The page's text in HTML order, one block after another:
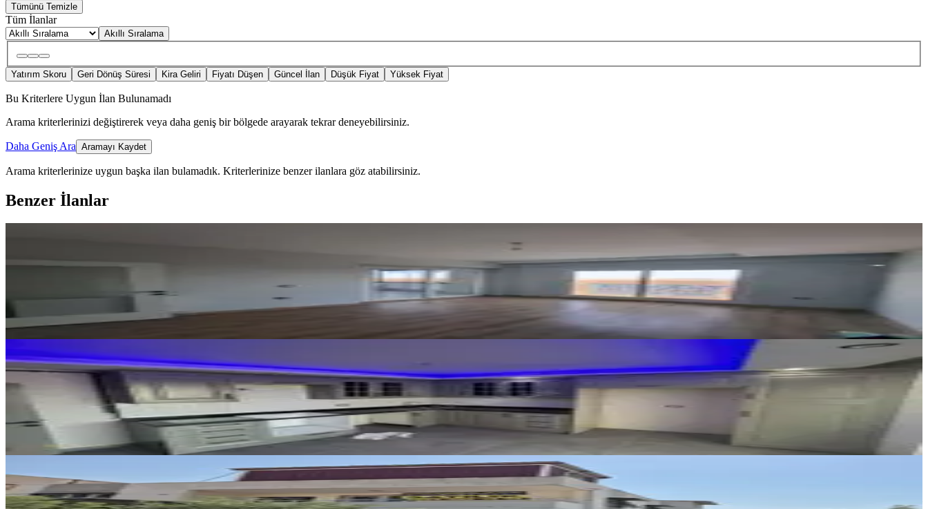
Tümünü Temizle
Tüm İlanlar
Akıllı Sıralama
Yatırım Skoru Geri Dönüş Süresi Kira Geliri Fiyatı Düşen Güncel İlan Düşük Fiyat Yüksek Fiyat
Bu Kriterlere Uygun İlan Bulunamadı
Arama kriterlerinizi değiştirerek veya daha geniş bir bölgede arayarak tekrar deneyebilirsiniz.
Daha Geniş Ara Aramayı Kaydet
Arama kriterlerinize uygun başka ilan bulamadık. Kriterlerinize benzer ilanlara göz atabilirsiniz.
Benzer İlanlar
Sarıçam, Elif Su Uludağ Mahallesi
3+1·120 m²
4.875.000 ₺
Ömer Faruk Atıcı
Emr'den Çarkıpare'de 3+1 K.mutfak Satılık Lüks Daire
Sarıçam, Çarkıpare Mahallesi
3+1
· 06.08.2026
EMR EMLAK GAYRİMENKUL EMİRHAN GÖÇER
Ara
Beyceli Mh 2+1 K.mutfak Satılık
Sarıçam, Beyceli Mahallesi